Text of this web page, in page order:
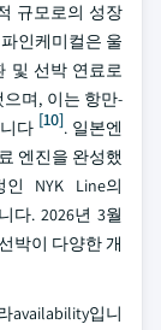
규모로의 성장
인케미컬은 울
및 선박 연료로
며, 이는 항만-
다 [10]. 일본엔
엔진을 완성했
NYK Line의
다. 2026년 3월
박이 다양한 개
availability입니